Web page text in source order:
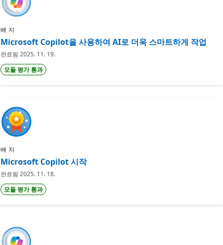
배지
Microsoft Copilot을 사용하여 AI로 더욱 스마트하게 작업
완료됨 2025. 11. 19.
모듈 평가 통과
배지
Microsoft Copilot 시작
완료됨 2025. 11. 18.
모듈 평가 통과